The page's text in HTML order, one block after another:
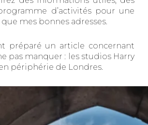
d’activités pour une
mes bonnes adresses.
préparé un article concernant
pas manquer : les studios Harry
périphérie de Londres.